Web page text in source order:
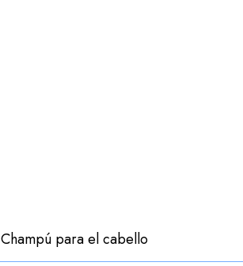
Champú para el cabello